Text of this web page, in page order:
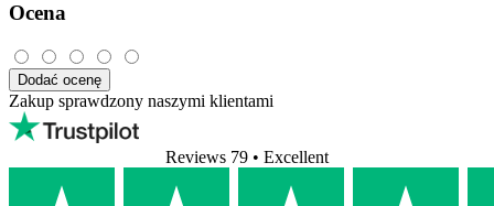
Ocena
Dodać ocenę
Zakup sprawdzony naszymi klientami
Reviews 79 • Excellent